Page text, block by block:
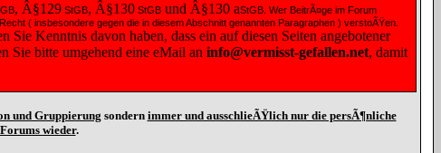
, Â§129StGB, Â§130StGBund Â§130 aStGB. Wer BeitrÃ¤ge im Forum
( insbesondere gegen die in diesem Abschnitt genannten Paragraphen ) verstoÃŸen.
Kenntnis davon haben, dass ein auf diesen Seiten angebotener
Sie bitte umgehend eine eMail an info@vermisst-gefallen.net, damit
und Gruppierung sondern immer und ausschlieÃŸlich nur die persÃ¶nliche
wieder.